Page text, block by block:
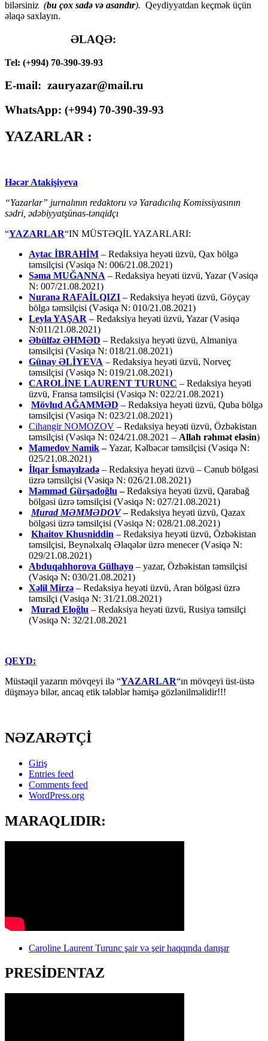
bilərsiniz (bu çox sadə və asandır). Qeydiyyatdan keçmək üçün
əlaqə saxlayın.
ƏLAQƏ:
Tel: (+994) 70-390-39-93
E-mail: zauryazar@mail.ru
WhatsApp: (+994) 70-390-39-93
YAZARLAR :
Həcər Atakişiyeva
“Yazarlar” jurnalının redaktoru və Yaradıcılıq Komissiyasının
sədri, ədəbiyyatşünas-tənqidçı
“YAZARLAR“IN MÜSTƏQİL YAZARLARI:
Aytac İBRAHİM – Redaksiya heyəti üzvü, Qax bölgə
təmsilçisi (Vəsiqə N: 006/21.08.2021)
Səma MUĞANNA – Redaksiya heyəti üzvü, Yazar (Vəsiqə
N: 007/21.08.2021)
Nuranə RAFAİLQIZI – Redaksiya heyəti üzvü, Göyçay
bölgə təmsilçisi (Vəsiqə N: 010/21.08.2021)
Leyla YAŞAR – Redaksiya heyəti üzvü, Yazar (Vəsiqə
N:011/21.08.2021)
Əbülfəz ƏHMƏD – Redaksiya heyəti üzvü, Almaniya
təmsilçisi (Vəsiqə N: 018/21.08.2021)
Günay ƏLİYEVA – Redaksiya heyəti üzvü, Norveç
təmsilçisi (Vəsiqə N: 019/21.08.2021)
CAROLİNE LAURENT TURUNC – Redaksiya heyəti
üzvü, Fransa təmsilçisi (Vəsiqə N: 022/21.08.2021)
Mövlud AĞAMMƏD – Redaksiya heyəti üzvü, Quba bölgə
təmsilçisi (Vəsiqə N: 023/21.08.2021)
Cihangir NOMOZOV – Redaksiya heyəti üzvü, Özbəkistan
təmsilçisi (Vəsiqə N: 024/21.08.2021 – Allah rəhmət eləsin)
Mamedov Namik–Yazar, Kəlbəcər təmsilçisi (Vəsiqə N:
025/21.08.2021)
İlqar İsmayılzadə – Redaksiya heyəti üzvü – Cənub bölgəsi
üzrə təmsilçisi (Vəsiqə N: 026/21.08.2021)
Məmməd Gürşadoğlu –Redaksiya heyəti üzvü, Qarabağ
bölgəsi üzrə təmsilçisi (Vəsiqə N: 027/21.08.2021)
Murad MƏMMƏDOV –Redaksiya heyəti üzvü, Qazax
bölgəsi üzrə təmsilçisi (Vəsiqə N: 028/21.08.2021)
Khaitov Khusniddin – Redaksiya heyəti üzvü, Özbəkistan
təmsilçisi, Beynəlxalq Əlaqələr üzrə menecer (Vəsiqə N:
029/21.08.2021)
Abduqahhorova Gülhayo – yazar, Özbəkistan təmsilçisi
(Vəsiqə N: 030/21.08.2021)
Xəlil Mirzə – Redaksiya heyəti üzvü, Aran bölgəsi üzrə
təmsilçi (Vəsiqə N: 31/21.08.2021)
Murad Eloğlu – Redaksiya heyəti üzvü, Rusiya təmsilçi
(Vəsiqə N: 32/21.08.2021
QEYD:
Müstəqil yazarın mövqeyi ilə “YAZARLAR“ın mövqeyi üst-üstə
düşməyə bilər, ancaq etik tələblər həmişə gözlənilməlidir!!!
NƏZARƏTÇİ
Giriş
Entries feed
Comments feed
WordPress.org
MARAQLIDIR:
Caroline Laurent Turunc şair və şeir haqqında danışır
PRESİDENTAZ